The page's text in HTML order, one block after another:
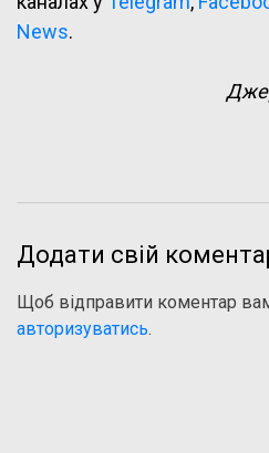
News.
Додати свій
Щоб відправити коментар
авторизуватись.